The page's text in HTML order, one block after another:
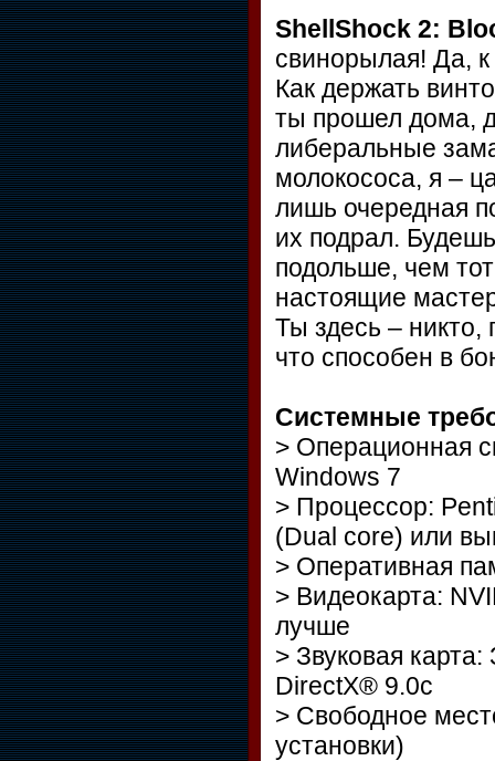
ShellShock 2:
свинорылая! Да,
Как держать
ты прошел дома,
либеральные
молокососа, я –
лишь очередная
их подрал.
подольше, чем
настоящие
Ты здесь –
что способен в
Системные
> Операционная
Windows 7
> Процессор:
(Dual core) или
> Оперативная
> Видеокарта:
лучше
> Звуковая
DirectX® 9.0с
> Свободное
установки)